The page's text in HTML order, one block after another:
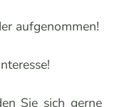
aufgenommen!
Sie sich gerne